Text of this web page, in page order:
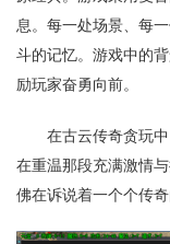
息。每一处场景、每
斗的记忆。游戏中的
励玩家奋勇向前。
在古云传奇贪玩
在重温那段充满激情
佛在诉说着一个个传